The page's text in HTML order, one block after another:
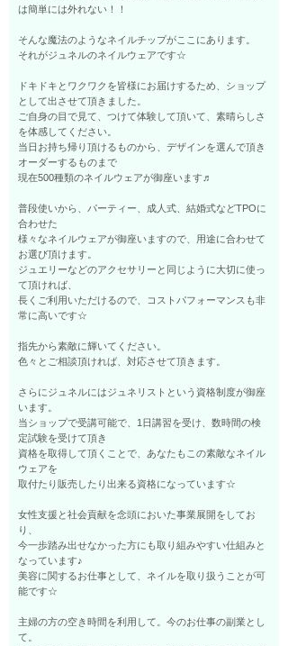
は簡単には外れない！！
そんな魔法のようなネイルチップがここにあります。
それがジュネルのネイルウェアです☆
ドキドキとワクワクを皆様にお届けするため、ショップ
として出させて頂きました。
ご自身の目で見て、つけて体験して頂いて、素晴らしさ
を体感してください。
当日お持ち帰り頂けるものから、デザインを選んで頂き
オーダーするものまで
現在500種類のネイルウェアが御座います♬
普段使いから、パーティー、成人式、結婚式などTPOに
合わせた
様々なネイルウェアが御座いますので、用途に合わせて
お選び頂けます。
ジュエリーなどのアクセサリーと同じように大切に使っ
て頂ければ、
長くご利用いただけるので、コストパフォーマンスも非
常に高いです☆
指先から素敵に輝いてください。
色々とご相談頂ければ、対応させて頂きます。
さらにジュネルにはジュネリストという資格制度が御座
います。
当ショップで受講可能で、1日講習を受け、数時間の検
定試験を受けて頂き
資格を取得して頂くことで、あなたもこの素敵なネイル
ウェアを
取付たり販売したり出来る資格になっています☆
女性支援と社会貢献を念頭においた事業展開をしてお
り、
今一歩踏み出せなかった方にも取り組みやすい仕組みと
なっています♪
美容に関するお仕事として、ネイルを取り扱うことが可
能です☆
主婦の方の空き時間を利用して。今のお仕事の副業とし
て。